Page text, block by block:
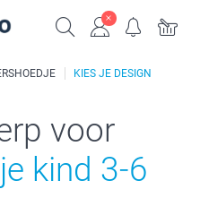
KIES JE DESIGN
voor
kind 3-6